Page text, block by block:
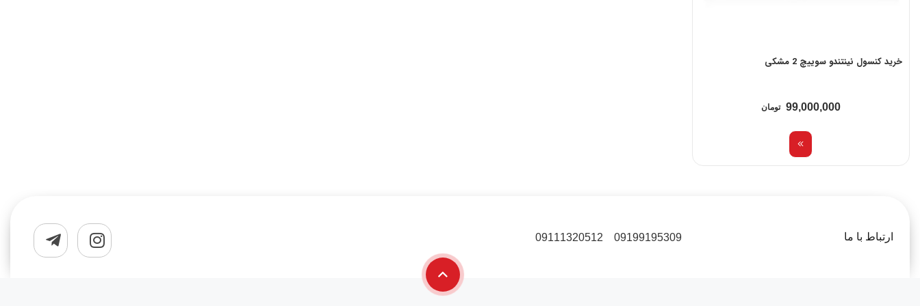
سوییچ ۲ نیز همانند نسل اول، به طراحی هیبریدی پایبند مانده است. این یعنی کاربران همچنان می‌توانند کنسول را در سه حالت استفاده کنند:
خرید کنسول نینتندو سوییچ 2 مشکی
99,000,000 تومان
ارتباط با ما 09199195309
09111320512